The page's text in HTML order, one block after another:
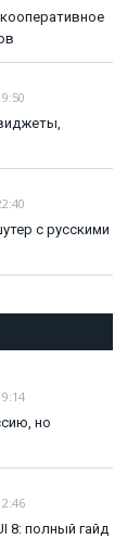
с русскими
но
8: полный гайд